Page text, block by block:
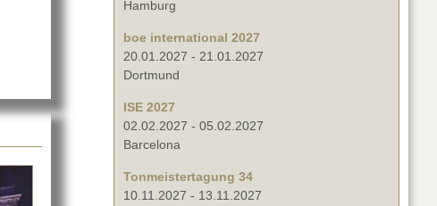
Hamburg
boe international 2027
20.01.2027 - 21.01.2027
Dortmund
ISE 2027
02.02.2027 - 05.02.2027
Barcelona
Tonmeistertagung 34
10.11.2027 - 13.11.2027